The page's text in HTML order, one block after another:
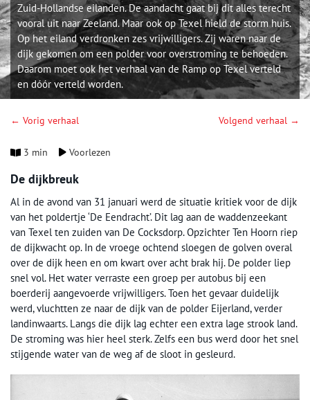
Zuid-Hollandse eilanden. De aandacht gaat bij dit alles terecht
vooral uit naar Zeeland. Maar ook op Texel hield de storm huis.
Op het eiland verdronken zes vrijwilligers. Zij waren naar de
dijk gekomen om een polder voor overstroming te behoeden.
Daarom moet ook het verhaal van de Ramp op Texel verteld
en dóór verteld worden.
← Vorig verhaal Volgend verhaal →
3 min Voorlezen
De dijkbreuk
Al in de avond van 31 januari werd de situatie kritiek voor de dijk
van het poldertje ‘De Eendracht’. Dit lag aan de waddenzeekant
van Texel ten zuiden van De Cocksdorp. Opzichter Ten Hoorn riep
de dijkwacht op. In de vroege ochtend sloegen de golven overal
over de dijk heen en om kwart over acht brak hij. De polder liep
snel vol. Het water verraste een groep per autobus bij een
boerderij aangevoerde vrijwilligers. Toen het gevaar duidelijk
werd, vluchtten ze naar de dijk van de polder Eijerland, verder
landinwaarts. Langs die dijk lag echter een extra lage strook land.
De stroming was hier heel sterk. Zelfs een bus werd door het snel
stijgende water van de weg af de sloot in gesleurd.